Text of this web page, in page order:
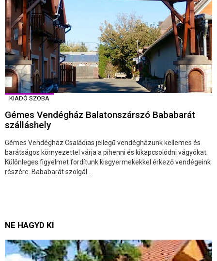
KIADÓ SZOBA
Gémes Vendégház Balatonszárszó Bababarát
szálláshely
Gémes Vendégház Családias jellegű vendégházunk kellemes és
barátságos környezettel várja a pihenni és kikapcsolódni vágyókat.
Különleges figyelmet fordítunk kisgyermekekkel érkező vendégeink
részére. Bababarát szolgál ...
NE HAGYD KI